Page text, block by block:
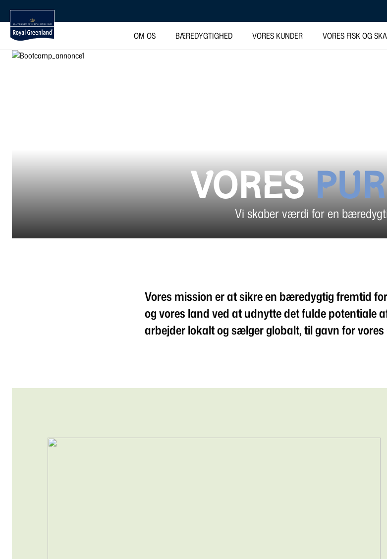
OM OS BÆREDYGTIGHED VORES KUNDER VORES FISK OG
VORES
Vi skaber værdi for en
Vores mission er at sikre en bæredygtig fremtid
og vores land ved at udnytte det fulde potentiale
arbejder lokalt og sælger globalt, til gavn for